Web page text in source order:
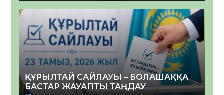
ҚҰРЫЛТАЙ САЙЛАУЫ – БОЛАШАҚҚА
БАСТАР ЖАУАПТЫ ТАҢДАУ